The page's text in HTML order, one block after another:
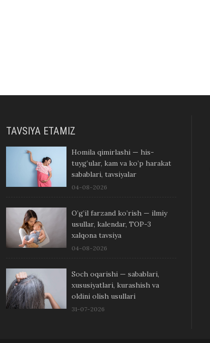
TAVSIYA ETAMIZ
Homila qimirlashi — his-
tuyg’ular, kam va ko’p harakat
sabablari, tavsiyalar
04-08-2026
O’g’il farzand ko’rish — ilmiy
usullar, kalendar, TOP-3
xalqona tavsiya
04-08-2026
Soch oqarishi — sabablari,
xususiyatlari, kurashish va
oldini olish usullari
31-07-2026